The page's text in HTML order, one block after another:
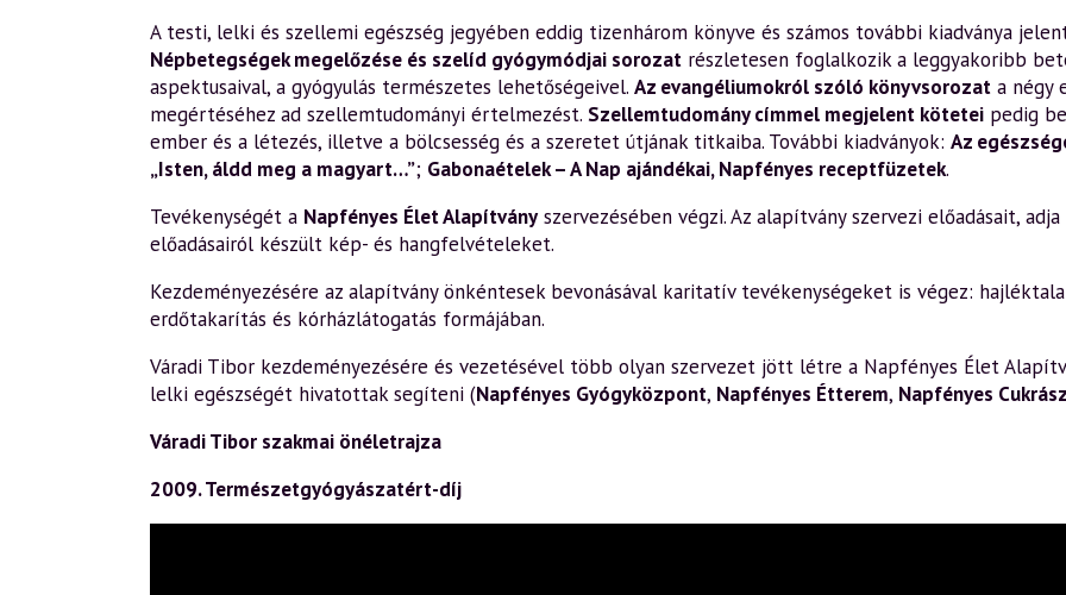
A testi, lelki és szellemi egészség jegyében eddig tizenhárom könyve és számos további kiadványa
Népbetegségek megelőzése és szelíd gyógymódjai sorozat részletesen foglalkozik a leggyakoribb
aspektusaival, a gyógyulás természetes lehetőségeivel. Az evangéliumokról szóló könyvsorozat a négy
megértéséhez ad szellemtudományi értelmezést. Szellemtudomány címmel megjelent kötetei pedig
ember és a létezés, illetve a bölcsesség és a szeretet útjának titkaiba. További kiadványok: Az
„Isten, áldd meg a magyart…”; Gabonaételek – A Nap ajándékai,Napfényes receptfüzetek.
Tevékenységét a Napfényes Élet Alapítványszervezésében végzi. Az alapítvány szervezi előadásait,
előadásairól készült kép- és hangfelvételeket.
Kezdeményezésére az alapítvány önkéntesek bevonásával karitatív tevékenységeket is végez:
erdőtakarítás és kórházlátogatás formájában.
Váradi Tibor kezdeményezésére és vezetésével több olyan szervezet jött létre a Napfényes Élet
lelki egészségét hivatottak segíteni (Napfényes Gyógyközpont, Napfényes Étterem, Napfényes
Váradi Tibor szakmai önéletrajza
2009. Természetgyógyászatért-díj